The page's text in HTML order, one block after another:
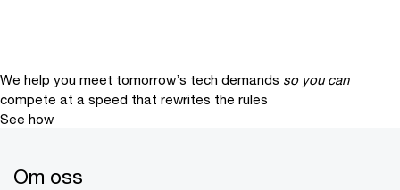
We help you meet tomorrow’s tech demands so you can
compete at a speed that rewrites the rules
See how
Om oss